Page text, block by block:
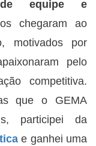
equipe e
chegaram ao
motivados por
pelo
competitiva.
que o GEMA
participei da
e ganhei uma